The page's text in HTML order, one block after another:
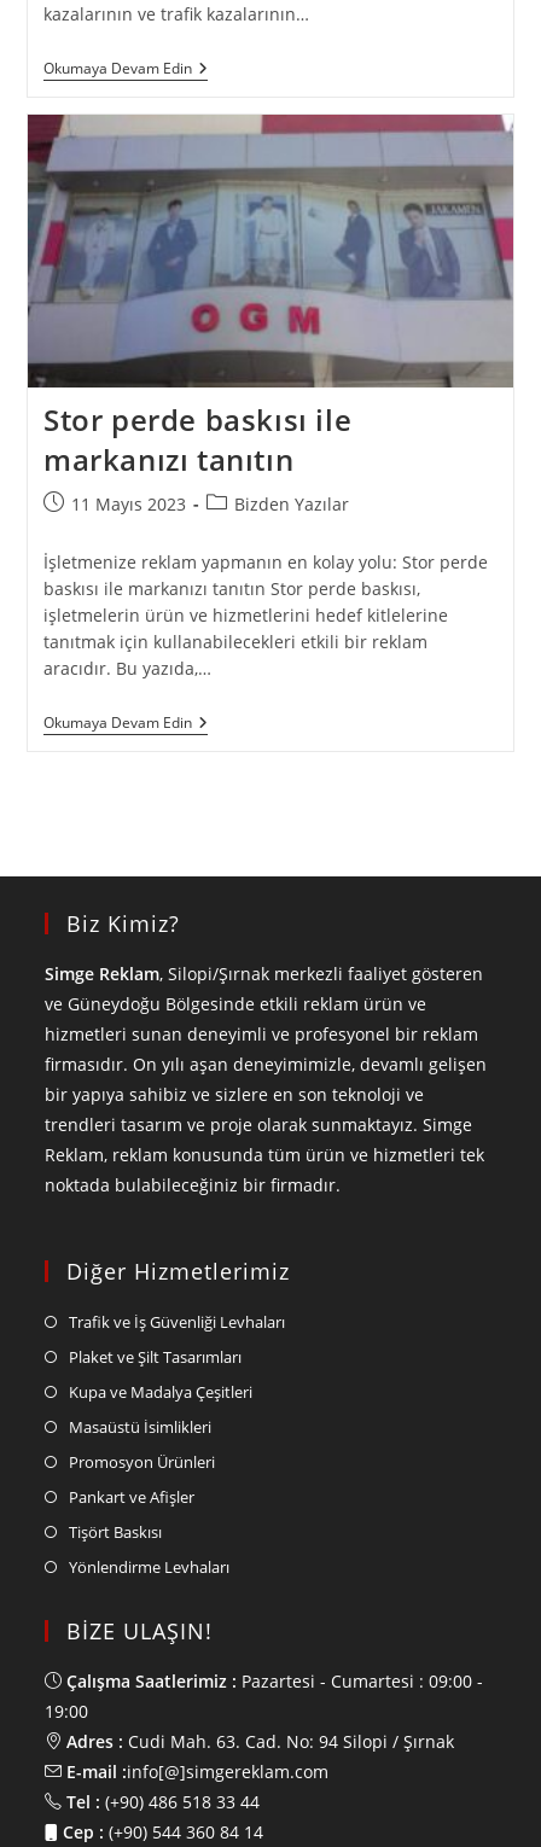
kazalarının ve trafik kazalarının…
Okumaya Devam Edin
Stor perde baskısı ile
markanızı tanıtın
11 Mayıs 2023 Bizden Yazılar
İşletmenize reklam yapmanın en kolay yolu: Stor perde
baskısı ile markanızı tanıtın Stor perde baskısı,
işletmelerin ürün ve hizmetlerini hedef kitlelerine
tanıtmak için kullanabilecekleri etkili bir reklam
aracıdır. Bu yazıda,…
Okumaya Devam Edin
Biz Kimiz?
Simge Reklam, Silopi/Şırnak merkezli faaliyet gösteren
ve Güneydoğu Bölgesinde etkili reklam ürün ve
hizmetleri sunan deneyimli ve profesyonel bir reklam
firmasıdır. On yılı aşan deneyimimizle, devamlı gelişen
bir yapıya sahibiz ve sizlere en son teknoloji ve
trendleri tasarım ve proje olarak sunmaktayız. Simge
Reklam, reklam konusunda tüm ürün ve hizmetleri tek
noktada bulabileceğiniz bir firmadır.
Diğer Hizmetlerimiz
Trafik ve İş Güvenliği Levhaları
Plaket ve Şilt Tasarımları
Kupa ve Madalya Çeşitleri
Masaüstü İsimlikleri
Promosyon Ürünleri
Pankart ve Afişler
Tişört Baskısı
Yönlendirme Levhaları
BİZE ULAŞIN!
Çalışma Saatlerimiz : Pazartesi - Cumartesi : 09:00 -
19:00
Adres : Cudi Mah. 63. Cad. No: 94 Silopi / Şırnak
E-mail :info[@]simgereklam.com
Tel : (+90) 486 518 33 44
Cep : (+90) 544 360 84 14